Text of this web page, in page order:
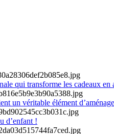
qui transforme les cadeaux en
un véritable élément
d’enfant !